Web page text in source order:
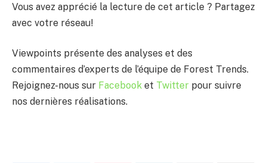
Vous avez apprécié la lecture de cet article ? Partagez
avec votre réseau!
Viewpoints présente des analyses et des
commentaires d’experts de l’équipe de Forest Trends.
Rejoignez-nous sur Facebook et Twitter pour suivre
nos dernières réalisations.